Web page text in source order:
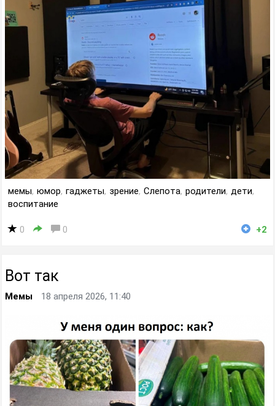
мемы, юмор, гаджеты, зрение, Слепота, родители, дети,
воспитание
0 0 +2
Вот так
Мемы 18 апреля 2026, 11:40